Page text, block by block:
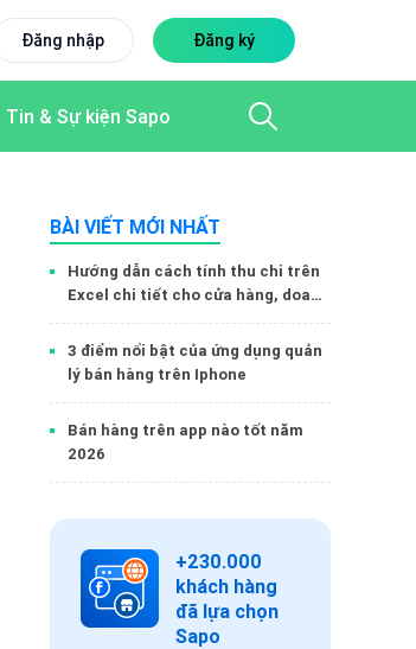
Đăng nhập Đăng ký
Tin & Sự kiện Sapo
BÀI VIẾT MỚI NHẤT
Hướng dẫn cách tính thu chi trên
Excel chi tiết cho cửa hàng, doanh
nghiệp
3 điểm nổi bật của ứng dụng quản
lý bán hàng trên Iphone
Bán hàng trên app nào tốt năm
2026
+230.000
khách hàng
đã lựa chọn
Sapo